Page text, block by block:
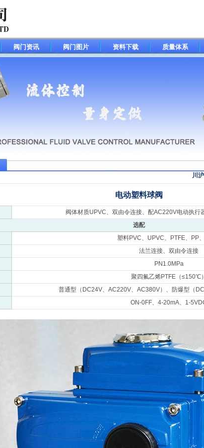
阀门资讯 阀门图片 资料下载 质量体系
川
电动塑料球阀
阀体材质UPVC、双由令连接、配AC220V电动执行
选配
塑料PVC、UPVC、PTFE、PP
法兰连接、双由令连接
PN1.0MPa
聚四氟乙烯PTFE（≤150℃）
普通型（DC24V、AC220V、AC380V）、防爆型（
ON-0FF、4-20mA、1-